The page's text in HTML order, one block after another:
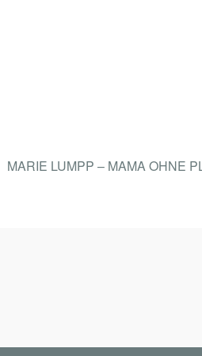
MARIE LUMPP – MAMA OHNE